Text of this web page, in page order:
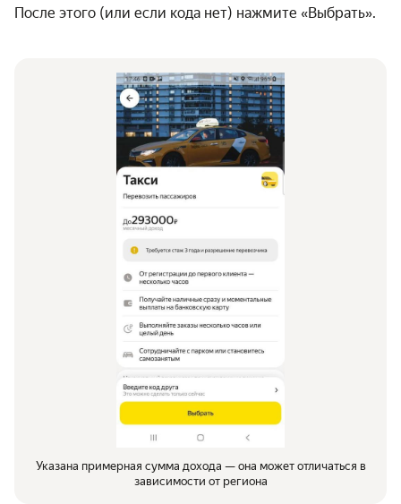
После этого (или если кода нет) нажмите «Выбрать».
Указана примерная сумма дохода — она может отличаться в
зависимости от региона